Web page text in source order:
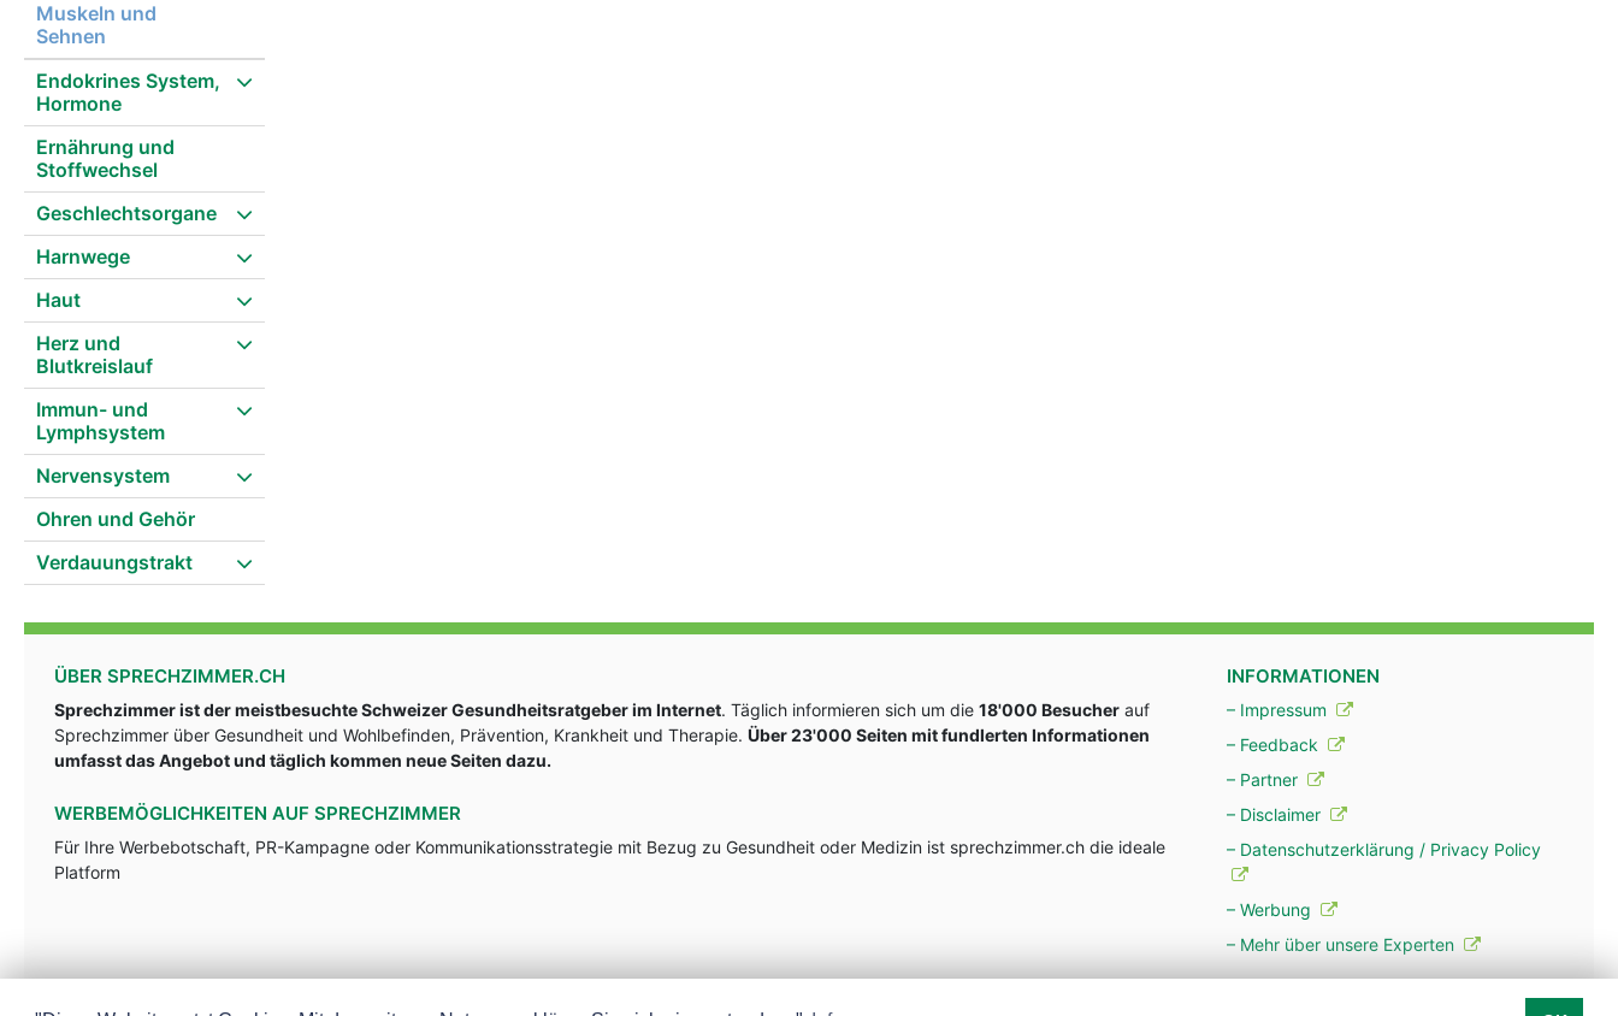
Muskeln und
Sehnen
Endokrines System,
Hormone
Ernährung und
Stoffwechsel
Geschlechtsorgane
Harnwege
Haut
Herz und
Blutkreislauf
Immun- und
Lymphsystem
Nervensystem
Ohren und Gehör
Verdauungstrakt
ÜBER SPRECHZIMMER.CH
Sprechzimmer ist der meistbesuchte Schweizer Gesundheitsratgeber im Internet. Täglich informieren sich um die 18'000 Besucher auf
Sprechzimmer über Gesundheit und Wohlbefinden, Prävention, Krankheit und Therapie. Über 23'000 Seiten mit fundlerten Informationen
umfasst das Angebot und täglich kommen neue Seiten dazu.
WERBEMÖGLICHKEITEN AUF SPRECHZIMMER
Für Ihre Werbebotschaft, PR-Kampagne oder Kommunikationsstrategie mit Bezug zu Gesundheit oder Medizin ist sprechzimmer.ch die ideale
Platform
INFORMATIONEN
– Impressum
– Feedback
– Partner
– Disclaimer
– Datenschutzerklärung / Privacy Policy
– Werbung
– Mehr über unsere Experten